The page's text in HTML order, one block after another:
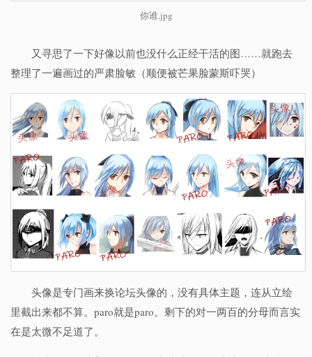
你谁.jpg
又寻思了一下好像以前也没什么正经干活的图……就跑去
整理了一遍画过的严肃脸敏（顺便被芒果脸蒙斯吓哭）
头像是专门画来换论坛头像的，没有具体主题，连从立绘
里截出来都不算。paro就是paro。剩下的对一两百的分母而言实
在是太微不足道了。